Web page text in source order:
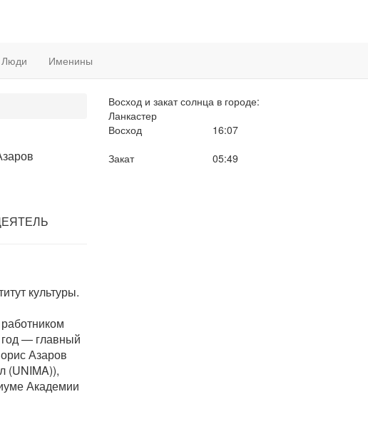
Люди Именины
культуры.
— главный
Азаров
(UNIMA)),
Академии
Восход и закат солнца в городе:
Ланкастер
Восход
16:07
Закат
05:49